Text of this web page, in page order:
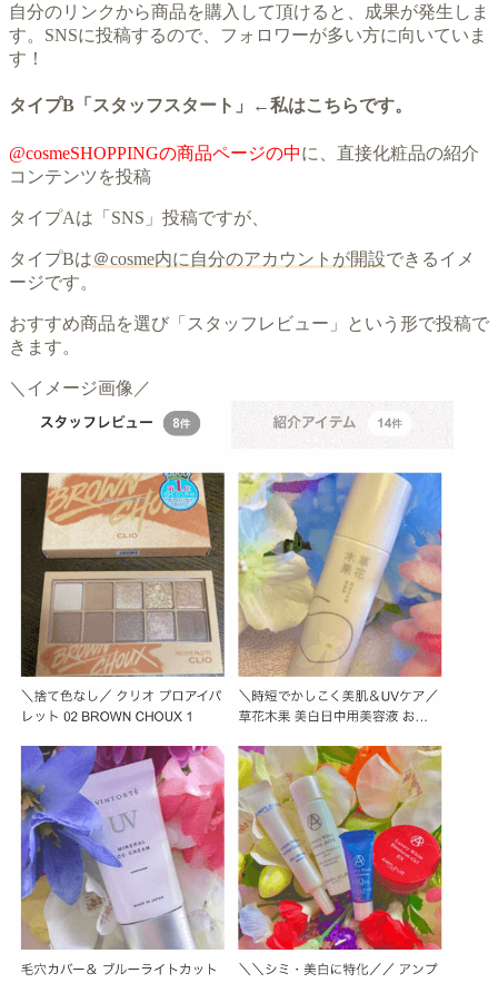
自分のリンクから商品を購入して頂けると、成果が発生しま
す。SNSに投稿するので、フォロワーが多い方に向いていま
す！
タイプB「スタッフスタート」←私はこちらです。
@cosmeSHOPPINGの商品ページの中に、直接化粧品の紹介
コンテンツを投稿
タイプAは「SNS」投稿ですが、
タイプBは＠cosme内に自分のアカウントが開設できるイメ
ージです。
おすすめ商品を選び「スタッフレビュー」という形で投稿で
きます。
＼イメージ画像／